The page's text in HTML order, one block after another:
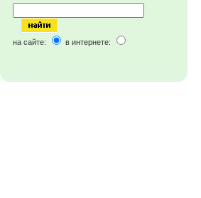
на сайте: в интернете: